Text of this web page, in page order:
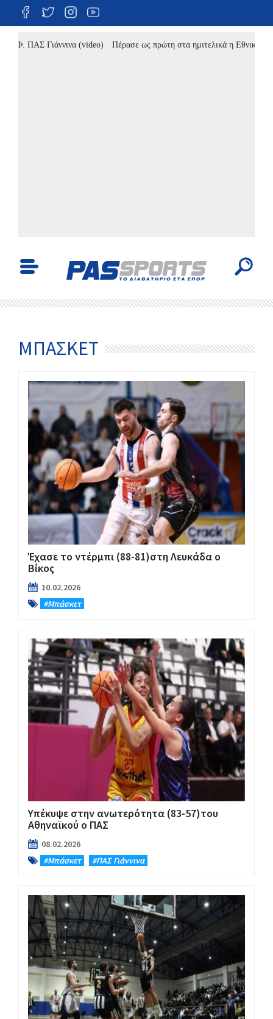
Γιάννινα (video) Πέρασε ως πρώτη στα ημιτελικά η Εθνική Κορασίδων
ΜΠΆΣΚΕΤ
Έχασε το ντέρμπι (88-81)στη Λευκάδα ο
Βίκος
10.02.2026
#Μπάσκετ
Υπέκυψε στην ανωτερότητα (83-57)του
Αθηναϊκού ο ΠΑΣ
08.02.2026
#Μπάσκετ
#ΠΑΣ Γιάννινα